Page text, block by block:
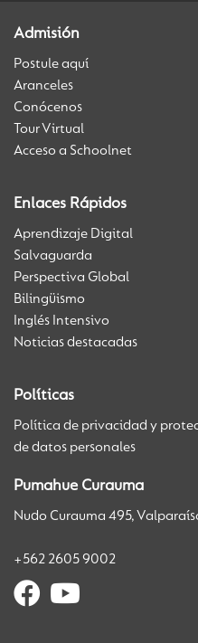
Admisión
Postule aquí
Aranceles
Conócenos
Tour Virtual
Acceso a Schoolnet
Enlaces Rápidos
Aprendizaje Digital
Salvaguarda
Perspectiva Global
Bilingüismo
Inglés Intensivo
Noticias destacadas
Políticas
Política de privacidad y
de datos personales
Pumahue Curauma
Nudo Curauma 495,
+562 2605 9002